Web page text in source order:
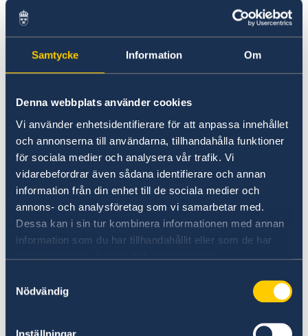
Samtycke Information Om
Denna webbplats använder cookies
Vi använder enhetsidentifierare för att anpassa innehållet
och annonserna till användarna, tillhandahålla funktioner
för sociala medier och analysera vår trafik. Vi
vidarebefordrar även sådana identifierare och annan
information från din enhet till de sociala medier och
annons- och analysföretag som vi samarbetar med.
Dessa kan i sin tur kombinera informationen med annan
information som du har tillhandahållit eller som de har
samlat in när du har använt deras tjänster.
Nödvändig
Denguefeber förekommer i Vanuatu.
Denguefeber och vissa andra sjukdomar sprids
åtgärder rekommenderas.
Vattenburna sjukdomar inklusive hepatit och
tyfoidfeber förekommer i Vanuatu. Det
rekommenderas att koka allt dricksvatten eller
köpa vatten på flaska. De luftburna
sjukdomarna tuberkulos och mässling
förekommer också i Vanuatu.
Vaccinering mot tyfoidfeber, hepatit A och B
rekommenderas samt vaccinering mot rabies
vid längre vistelser i landet. Ta reda på vilka
vaccinationer som i övrigt behövs före avresan.
synnerhet fisk som lever bland korallreven) kan